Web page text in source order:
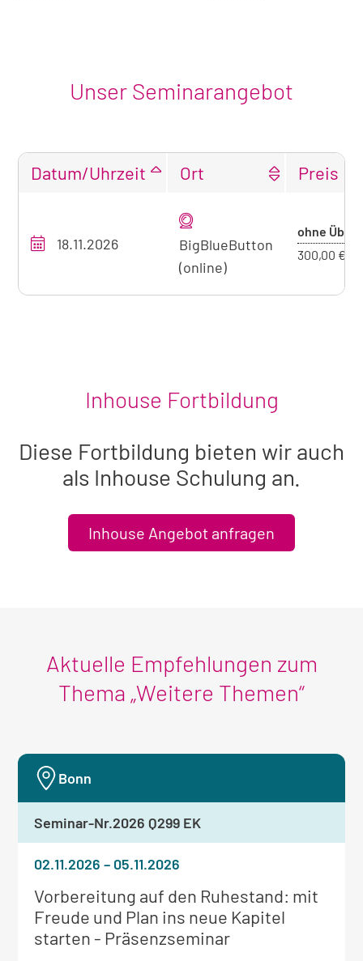
Unser Seminarangebot
unseres
zum
Datum/Uhrzeit Ort Preis
18.11.2026
BigBlueButton
(online)
ohne Üb.
300,00 €
Inhouse Fortbildung
Diese Fortbildung bieten wir auch
als Inhouse Schulung an.
Inhouse Angebot anfragen
Aktuelle Empfehlungen zum
Thema „Weitere Themen“
Weitere
Informationen
zum
Vorbereitung auf den Ruhestand: mit
Freude und Plan ins neue Kapitel
starten - Präsenzseminar
02.11.2026– 05.11.2026
Bonn
Seminar-Nr.2026 Q299 EK